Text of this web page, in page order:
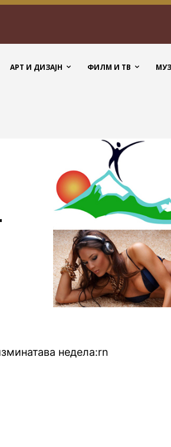
АРТ И ДИЗАЈН ФИЛМ И ТВ
недела:rn